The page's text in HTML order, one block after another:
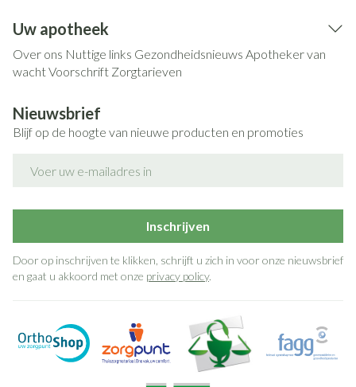
Uw apotheek
Over ons Nuttige links Gezondheidsnieuws Apotheker van
wachtVoorschrift Zorgtarieven
Nieuwsbrief
Blijf op de hoogte van nieuwe producten en promoties
Inschrijven
Door op inschrijven te klikken, schrijft u zich in voor onze nieuwsbrief
en gaat u akkoord met onze privacy policy.